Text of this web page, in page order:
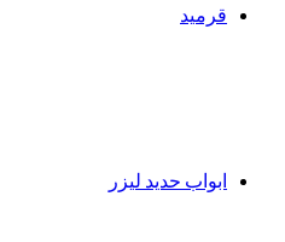
قرميد
ابواب حديد ليزر